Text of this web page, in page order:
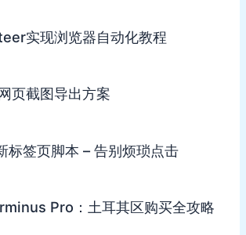
实现浏览器自动化教程
页截图导出方案
签页脚本 – 告别烦琐点击
Pro：土耳其区购买全攻略